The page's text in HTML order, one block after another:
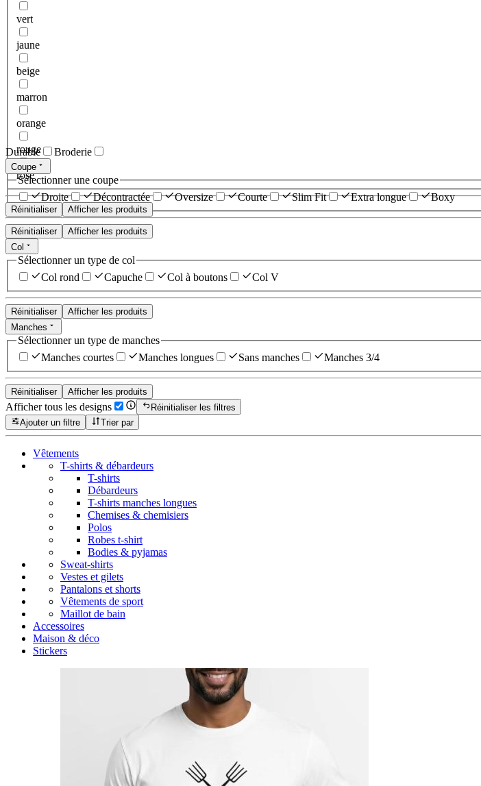
vert
jaune
beige
marron
orange
rouge
rose
Réinitialiser Afficher les produits
Durable Broderie
Coupe
Sélectionner une coupe
Droite
Décontractée Oversize Courte Slim Fit Extra longue Boxy
Réinitialiser
Afficher les produits
Col
Sélectionner un type de col
Col rond
Capuche Col à boutons Col V
Réinitialiser
Afficher les produits
Manches
Sélectionner un type de manches
Manches courtes
Manches longues Sans manches Manches 3/4
Réinitialiser Afficher les produits
Afficher tous les designs
Réinitialiser les filtres
Ajouter un filtre
Trier par
Vêtements
T-shirts & débardeurs
T-shirts
Débardeurs
T-shirts manches longues
Chemises & chemisiers
Polos
Robes t-shirt
Bodies & pyjamas
Sweat-shirts
Vestes et gilets
Pantalons et shorts
Vêtements de sport
Maillot de bain
Accessoires
Maison & déco
Stickers